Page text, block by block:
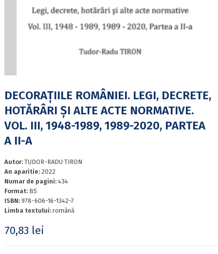
DECORAȚIILE ROMÂNIEI. LEGI, DECRETE,
HOTĂRÂRI ȘI ALTE ACTE NORMATIVE.
VOL. III, 1948-1989, 1989-2020, PARTEA
A II-A
Autor: TUDOR-RADU TIRON
An aparitie: 2022
Numar de pagini: 434
Format: B5
ISBN: 978-606-16-1342-7
Limba textului: română
70,83 lei